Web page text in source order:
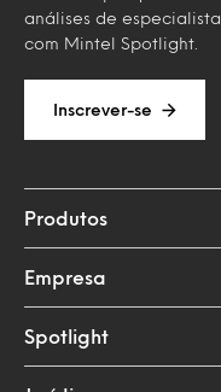
análises de
com Mintel Spotlight.
Inscrever-se
Produtos
Empresa
Spotlight